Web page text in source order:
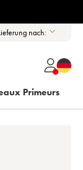
nach:
Primeurs